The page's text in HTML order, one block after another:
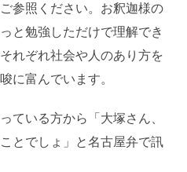
参照ください。お釈迦様の
と勉強しただけで理解でき
れぞれ社会や人のあり方を
に富んでいます。
ている方から「大塚さん、
とでしょ」と名古屋弁で訊